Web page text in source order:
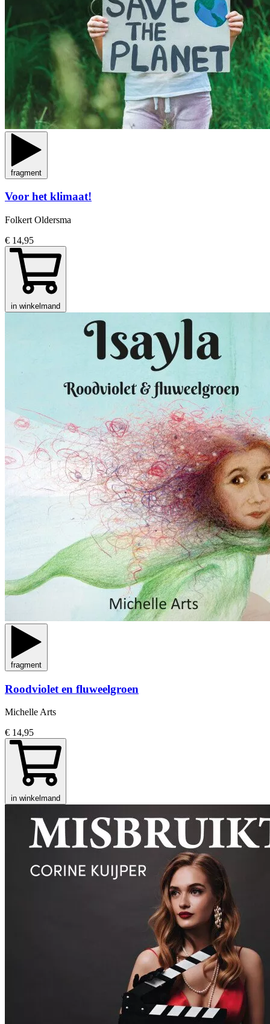
fragment
Voor het klimaat!
Folkert Oldersma
€ 14,95
in winkelmand
fragment
Roodviolet en fluweelgroen
Michelle Arts
€ 14,95
in winkelmand